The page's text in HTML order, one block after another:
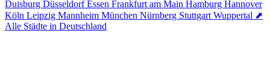
Duisburg DüsseldorfEssen Frankfurt am Main Hamburg Hannover
Köln Leipzig Mannheim München Nürnberg Stuttgart Wuppertal ⬈
Alle Städte in Deutschland